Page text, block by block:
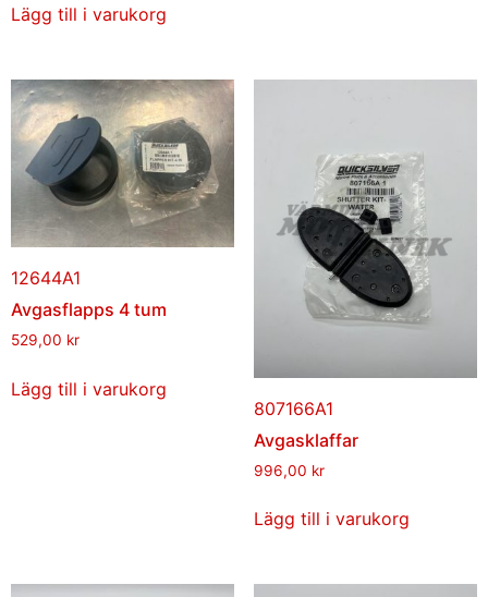
Lägg till i varukorg
12644A1
Avgasflapps 4 tum
529,00 kr
Lägg till i varukorg
807166A1
Avgasklaffar
996,00 kr
Lägg till i varukorg